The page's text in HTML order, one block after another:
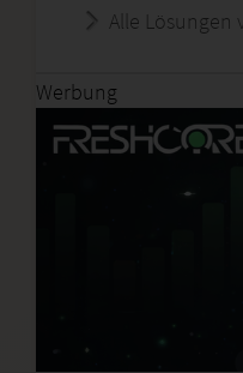
Alle Lösungen
Werbung